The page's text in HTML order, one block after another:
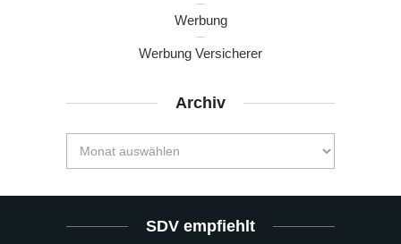
Werbung
Werbung Versicherer
Archiv
SDV empfiehlt